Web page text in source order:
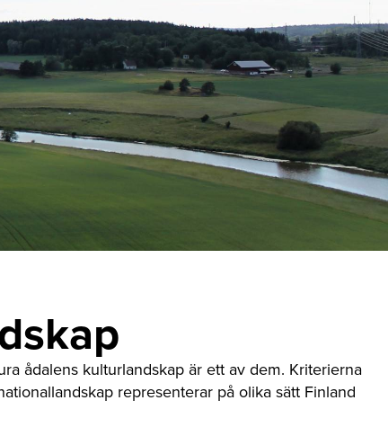
ådalens kulturlandskap är ett av dem. Kriterierna
representerar på olika sätt Finland